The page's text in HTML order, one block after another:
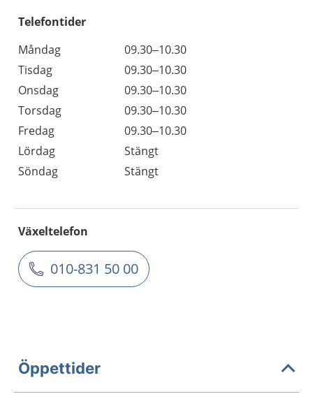
Telefontider
Måndag
09.30–10.30
Tisdag
09.30–10.30
Onsdag
09.30–10.30
Torsdag
09.30–10.30
Fredag
09.30–10.30
Lördag
Stängt
Söndag
Stängt
Växeltelefon
010-831 50 00
Öppettider